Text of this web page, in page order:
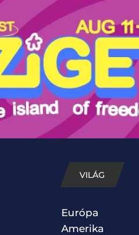
VILÁG
Európa
Amerika